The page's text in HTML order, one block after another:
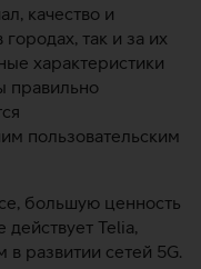
качество и
так и за их
характеристики
правильно
пользовательским
большую ценность
действует Telia,
в развитии сетей 5G.